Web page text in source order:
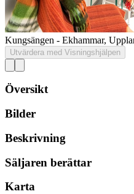
Kungsängen - Ekhammar,
Utvärdera med Visningshjälpen
Översikt
Bilder
Beskrivning
Säljaren berättar
Karta